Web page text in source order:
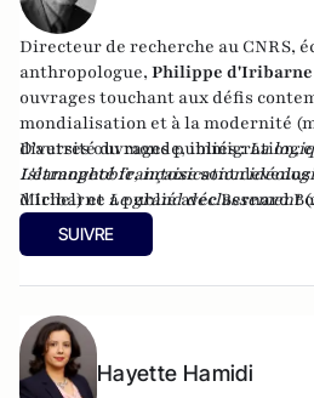
Directeur de recherche au CNRS,
anthropologue, Philippe d'Iribarne
ouvrages touchant aux défis
mondialisation et à la modernité
diversité du monde, immigration,
Islamophobie, intoxication
Michel) et Le grand déclassement
ou
L'islam devant la démocratie
D'autres ouvrages publiés :La
L'étrangeté françaisesont devenus
d'Iribarne a publié avec Bernard
ressource d'avenir
SUIVRE
Hayette Hamidi